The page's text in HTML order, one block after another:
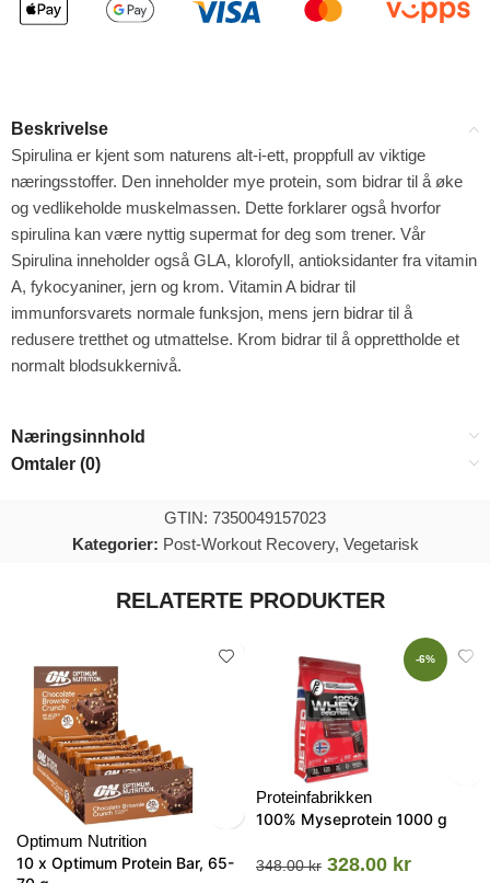
253.44
kr
250.88
4%
Beskrivelse
Spirulina er kjent som naturens alt-i-ett, proppfull av viktige
næringsstoffer. Den inneholder mye protein, som bidrar til å øke
og vedlikeholde muskelmassen. Dette forklarer også hvorfor
spirulina kan være nyttig supermat for deg som trener. Vår
Spirulina inneholder også GLA, klorofyll, antioksidanter fra vitamin
A, fykocyaniner, jern og krom. Vitamin A bidrar til
immunforsvarets normale funksjon, mens jern bidrar til å
redusere tretthet og utmattelse. Krom bidrar til å opprettholde et
normalt blodsukkernivå.
Næringsinnhold
Omtaler (0)
GTIN: 7350049157023
Kategorier: Post-Workout Recovery, Vegetarisk
RELATERTE PRODUKTER
Optimum Nutrition
10 x Optimum Protein Bar, 65-
-6%
Proteinfabrikken
100% Myseprotein 1000 g
348.00kr 328.00 kr